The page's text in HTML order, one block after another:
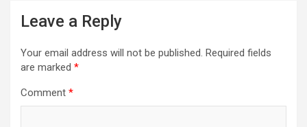
Leave a Reply
Your email address will not be published. Required fields
are marked *
Comment *